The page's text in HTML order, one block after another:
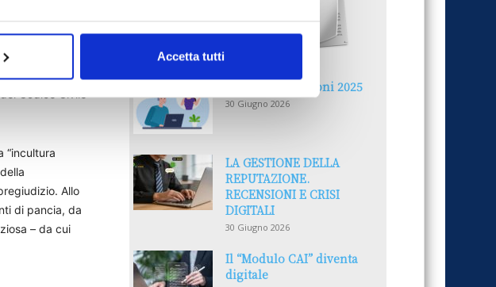
Accetta tutti
come fosse “un
da un
La
lo espone ai
Codice Civile
“incultura
Allo
di pancia, da
– da cui
Reclami e sanzioni 2025
30 Giugno 2026
LA GESTIONE DELLA
REPUTAZIONE.
RECENSIONI E CRISI
DIGITALI
30 Giugno 2026
Il “Modulo CAI” diventa
digitale